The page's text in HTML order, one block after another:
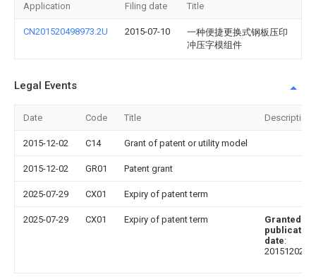
Application Filing date Title
CN201520498973.2U 2015-07-10
一种便捷更换式钢板压印
冲压字模组件
Legal Events
Date Code Title Description
2015-12-02 C14 Grant of patent or utility model
2015-12-02 GR01 Patent grant
2025-07-29 CX01 Expiry of patent term
2025-07-29 CX01 Expiry of patent term
Granted
publication
date:
20151202